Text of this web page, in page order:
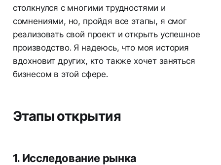
столкнулся с многими трудностями и
сомнениями, но, пройдя все этапы, я смог
реализовать свой проект и открыть успешное
производство. Я надеюсь, что моя история
вдохновит других, кто также хочет заняться
бизнесом в этой сфере.
Этапы открытия
1. Исследование рынка